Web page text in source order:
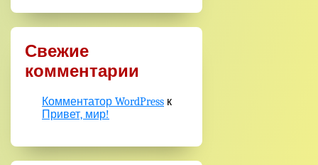
Свежие
комментарии
Комментатор WordPress к
Привет, мир!